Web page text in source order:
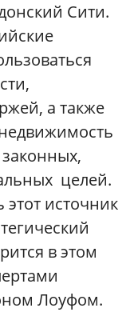
Сити.
а также
целей.
этот источник
в этом
Лоуфом.